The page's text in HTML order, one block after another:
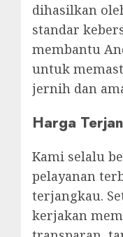
dihasilkan
standar
membantu
untuk
jernih dan
Harga
Kami selalu
pelayanan
terjangkau.
kerjakan